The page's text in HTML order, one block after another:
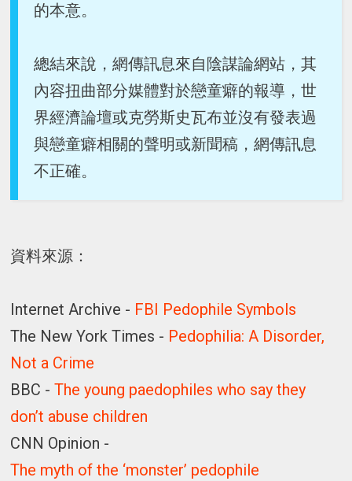
的本意。
總結來說，網傳訊息來自陰謀論網站，其
內容扭曲部分媒體對於戀童癖的報導，世
界經濟論壇或克勞斯史瓦布並沒有發表過
與戀童癖相關的聲明或新聞稿，網傳訊息
不正確。
資料來源：
Internet Archive - FBI Pedophile Symbols
The New York Times - Pedophilia: A Disorder,
Not a Crime
BBC -The young paedophiles who say they
don’t abuse children
CNN Opinion -
The myth of the ‘monster’ pedophile